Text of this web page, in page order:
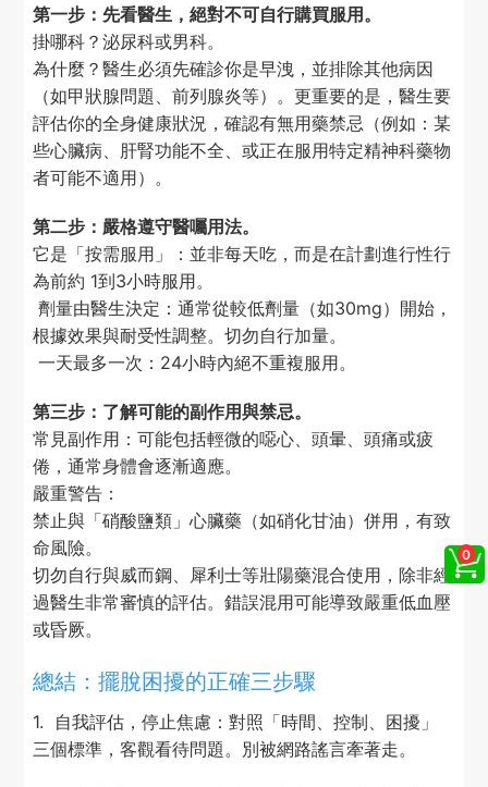
第一步：先看醫生，絕對不可自行購買服用。
掛哪科？泌尿科或男科。
為什麼？醫生必須先確診你是早洩，並排除其他病因
（如甲狀腺問題、前列腺炎等）。更重要的是，醫生要
評估你的全身健康狀況，確認有無用藥禁忌（例如：某
些心臟病、肝腎功能不全、或正在服用特定精神科藥物
者可能不適用）。
第二步：嚴格遵守醫囑用法。
它是「按需服用」：並非每天吃，而是在計劃進行性行
為前約 1到3小時服用。
劑量由醫生決定：通常從較低劑量（如30mg）開始，
根據效果與耐受性調整。切勿自行加量。
一天最多一次：24小時內絕不重複服用。
第三步：了解可能的副作用與禁忌。
常見副作用：可能包括輕微的噁心、頭暈、頭痛或疲
倦，通常身體會逐漸適應。
嚴重警告：
禁止與「硝酸鹽類」心臟藥（如硝化甘油）併用，有致
命風險。
切勿自行與威而鋼、犀利士等壯陽藥混合使用，除非經
過醫生非常審慎的評估。錯誤混用可能導致嚴重低血壓
或昏厥。
總結：擺脫困擾的正確三步驟
1. 自我評估，停止焦慮：對照「時間、控制、困擾」
三個標準，客觀看待問題。別被網路謠言牽著走。